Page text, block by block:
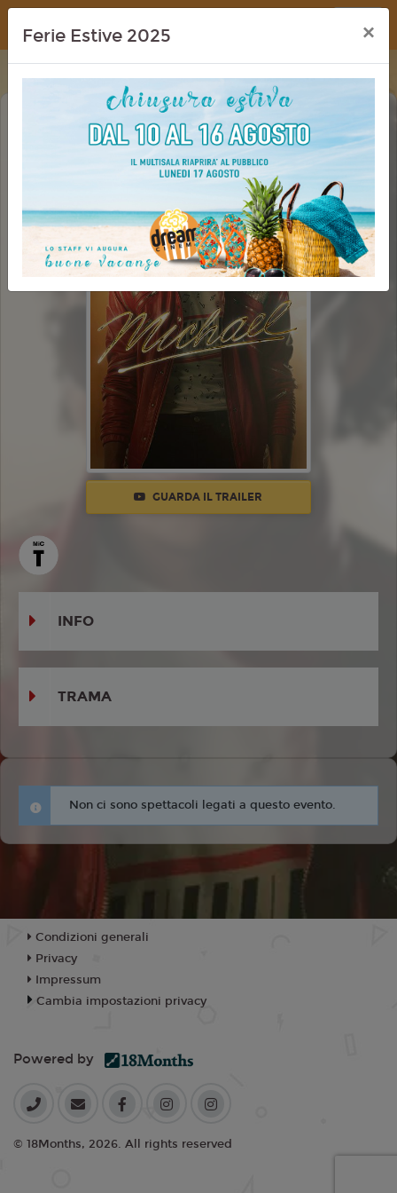
Dream Cinema
MICHAEL
CINEMA IN FESTA
GUARDA IL TRAILER
INFO
TRAMA
Non ci sono spettacoli legati a questo evento.
Ferie Estive 2025 ×
Condizioni generali
Privacy
Impressum
Cambia impostazioni privacy
Powered by
© 18Months, 2026. All rights reserved